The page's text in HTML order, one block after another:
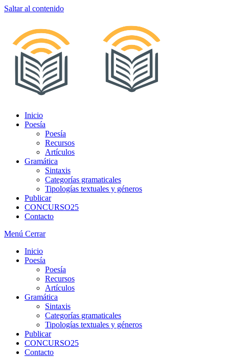
Saltar al contenido
Inicio
Poesía
Poesía
Recursos
Artículos
Gramática
Sintaxis
Categorías gramaticales
Tipologías textuales y géneros
Publicar
CONCURSO25
Contacto
Menú Cerrar
Inicio
Poesía
Poesía
Recursos
Artículos
Gramática
Sintaxis
Categorías gramaticales
Tipologías textuales y géneros
Publicar
CONCURSO25
Contacto